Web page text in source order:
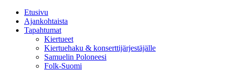
Etusivu
Ajankohtaista
Tapahtumat
Kiertueet
Kiertuehaku & konserttijärjestäjälle
Samuelin Poloneesi
Folk-Suomi